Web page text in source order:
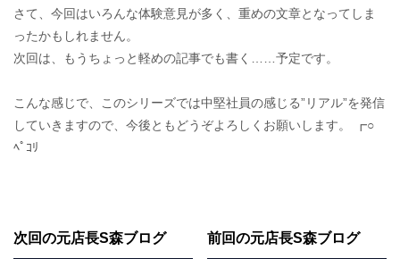
さて、今回はいろんな体験意見が多く、重めの文章となってしま
ったかもしれません。
次回は、もうちょっと軽めの記事でも書く……予定です。
こんな感じで、このシリーズでは中堅社員の感じる”リアル”を発信
していきますので、今後ともどうぞよろしくお願いします。 ┏○
ﾍﾟｺﾘ
次回の元店長S森ブログ 前回の元店長S森ブログ